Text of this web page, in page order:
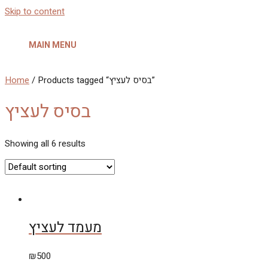
Skip to content
MAIN MENU
Home / Products tagged “בסיס לעציץ”
בסיס לעציץ
Showing all 6 results
מעמד לעציץ
₪500